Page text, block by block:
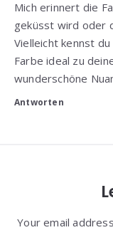
Mich erinnert die
geküsst wird oder
Vielleicht kennst
Farbe ideal zu
wunderschöne
Antworten
Your email